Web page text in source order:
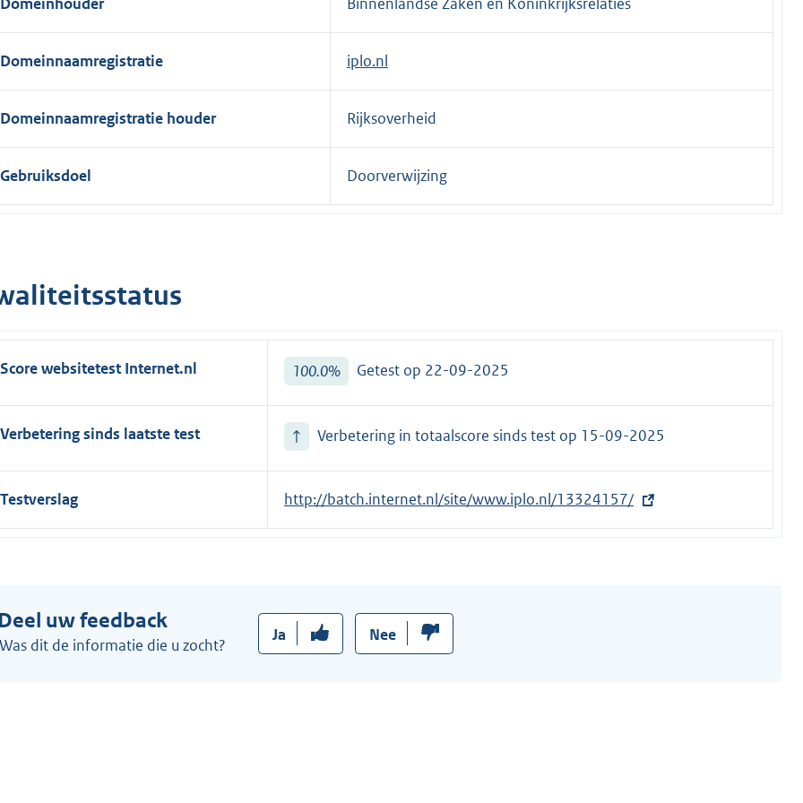
n
e
l
:
Domeinnaamregistratie iplo.nl
Domeinnaamregistratie houder Rijksoverheid
Gebruiksdoel Doorverwijzing
Score websitetest Internet.nl 100.0% Getest op 22-09-2025
Verbetering sinds laatste test ↑ Verbetering in totaalscore sinds test op 15-09-2025
Testverslag
E
x
n
e
http://batch.internet.nl/site/www.iplo.nl/13324157/
uw feedback
Was dit de informatie die u zocht?
Ja Nee